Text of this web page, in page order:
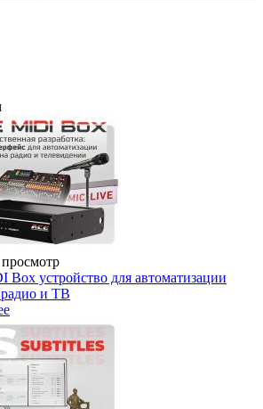
Box устройство для автоматизации
и ТВ